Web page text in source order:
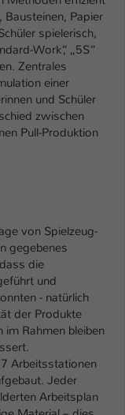
Papier
spielerisch,
Work“, „5S“
Zentrales
einer
und Schüler
zwischen
Pull-Produktion
von Spielzeug-
gegebenes
die
und
- natürlich
der Produkte
Rahmen bleiben
Arbeitsstationen
Jeder
Arbeitsplan
eine zufällig
hat.
Session-
im Fall
ID. So
es wird ihm